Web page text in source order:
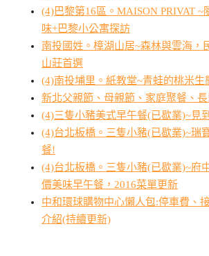
(4)巴黎第16區。MAISON PRIVAT ~
味+巴黎小公寓探訪
南投國姓。樟湖山居~森林與雲海
山莊首選
(4)南投埔里。紙教堂~青蛙的桃米生
新北父親節、母親節、家庭聚餐、
(4)三隻小豬美式早午餐(已歇業)~見
(4)台北板橋。三隻小豬(已歇業)~瑞
餐!
(4)台北板橋。三隻小豬(已歇業)~府
價美味早午餐，2016菜單更新
中和環球購物中心懶人包:停車費、
介紹(持續更新)